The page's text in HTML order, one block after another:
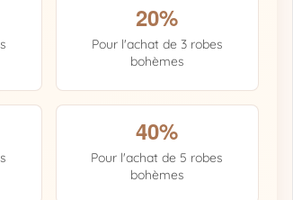
20%
Pour l'achat de 3 robes
bohèmes
40%
Pour l'achat de 5 robes
bohèmes